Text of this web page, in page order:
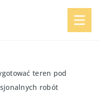
teren pod
robót